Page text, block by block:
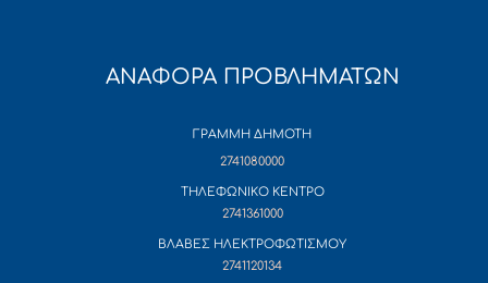
ΑΝΑΦΟΡΑ ΠΡΟΒΛΗΜΑΤΩΝ
ΓΡΑΜΜΗ ΔΗΜΟΤΗ
2741080000
ΤΗΛΕΦΩΝΙΚΟ ΚΕΝΤΡΟ
2741361000
ΒΛΑΒΕΣ ΗΛΕΚΤΡΟΦΩΤΙΣΜΟΥ
2741120134